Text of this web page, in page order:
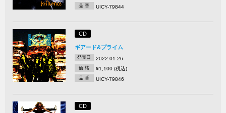
品 番 UICY-79844
CD
ギアード&プライム
発売日 2022.01.26
価 格 ¥1,100 (税込)
品 番 UICY-79846
CD